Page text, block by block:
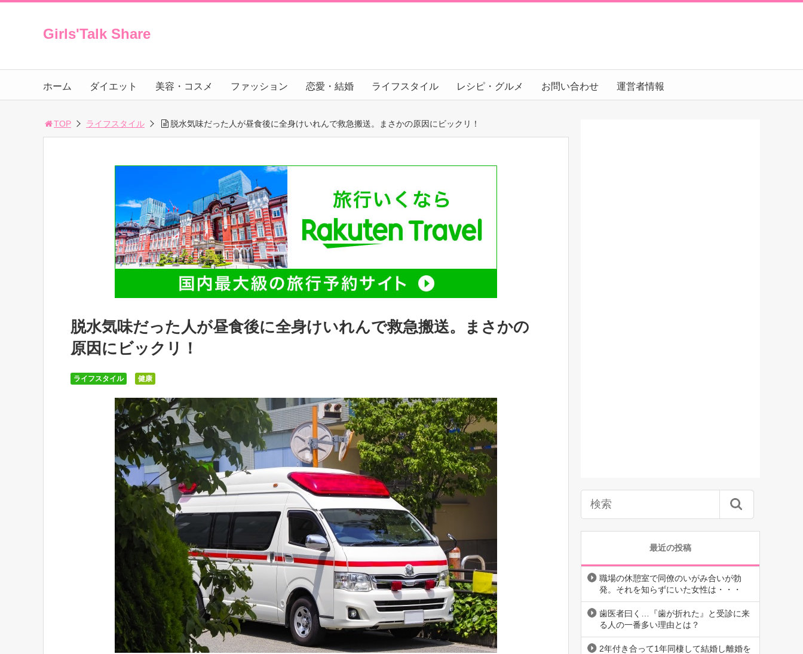
Girls'Talk Share
ホーム ダイエット 美容・コスメ ファッション 恋愛・結婚 ライフスタイル レシピ・グルメ お問い合わせ 運営者情報
TOP ライフスタイル 脱水気味だった人が昼食後に全身けいれんで救急搬送。まさかの原因にビックリ！
脱水気味だった人が昼食後に全身けいれんで救急搬送。まさかの
原因にビックリ！
ライフスタイル 健康
最近の投稿
職場の休憩室で同僚のいがみ合いが勃
発。それを知らずにいた女性は・・・
歯医者曰く…『歯が折れた』と受診に来
る人の一番多い理由とは？
2年付き合って1年同棲して結婚し離婚を